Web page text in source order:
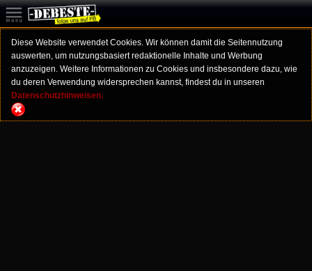
Diese Website verwendet Cookies. Wir können damit die Seitennutzung
auswerten, um nutzungsbasiert redaktionelle Inhalte und Werbung
anzuzeigen. Weitere Informationen zu Cookies und insbesondere dazu, wie
du deren Verwendung widersprechen kannst, findest du in unseren
Datenschutzhinweisen.